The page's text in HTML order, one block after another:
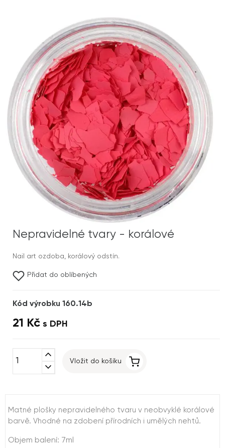
Nepravidelné tvary - korálové
Nail art ozdoba, korálový odstín.
Přidat do oblíbených
Kód výrobku 160.14b
21 Kč s DPH
expand_less
expand_more
Vložit do košíku
Matné plošky nepravidelného tvaru v neobvyklé korálové
barvě. Vhodné na zdobení přírodních i umělých nehtů.
Objem balení: 7ml